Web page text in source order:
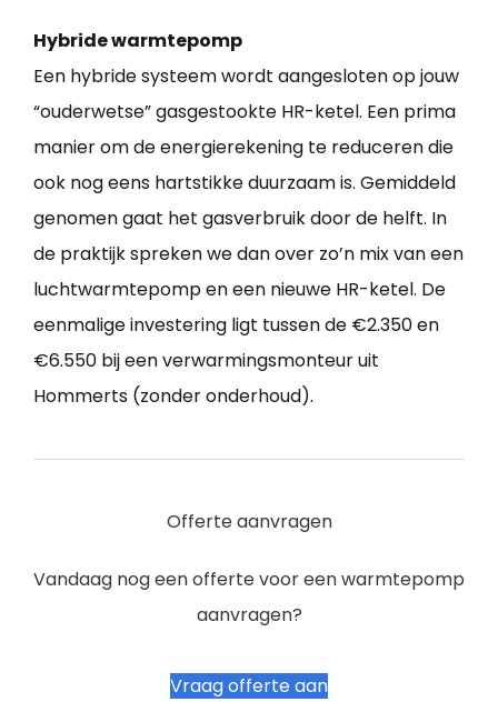
Hybride warmtepomp
Een hybride systeem wordt aangesloten op jouw
“ouderwetse” gasgestookte HR-ketel. Een prima
manier om de energierekening te reduceren die
ook nog eens hartstikke duurzaam is. Gemiddeld
genomen gaat het gasverbruik door de helft. In
de praktijk spreken we dan over zo’n mix van een
luchtwarmtepomp en een nieuwe HR-ketel. De
eenmalige investering ligt tussen de €2.350 en
€6.550 bij een verwarmingsmonteur uit
Hommerts (zonder onderhoud).
Offerte aanvragen
Vandaag nog een offerte voor een warmtepomp
aanvragen?
Vraag offerte aan